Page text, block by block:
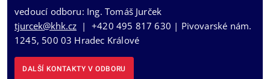
vedoucí odboru: Ing. Tomáš Jurček
tjurcek@khk.cz | +420 495 817 630 | Pivovarské nám.
1245, 500 03 Hradec Králové
DALŠÍ KONTAKTY V ODBORU